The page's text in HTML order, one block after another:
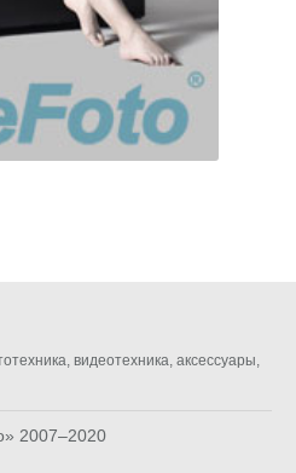
видеотехника, аксессуары,
2007–2020